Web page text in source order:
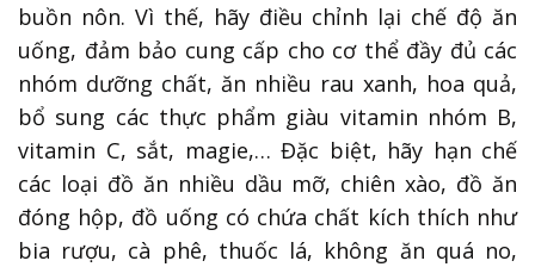
buồn nôn. Vì thế, hãy điều chỉnh lại chế độ ăn
uống, đảm bảo cung cấp cho cơ thể đầy đủ các
nhóm dưỡng chất, ăn nhiều rau xanh, hoa quả,
bổ sung các thực phẩm giàu vitamin nhóm B,
vitamin C, sắt, magie,… Đặc biệt, hãy hạn chế
các loại đồ ăn nhiều dầu mỡ, chiên xào, đồ ăn
đóng hộp, đồ uống có chứa chất kích thích như
bia rượu, cà phê, thuốc lá, không ăn quá no,